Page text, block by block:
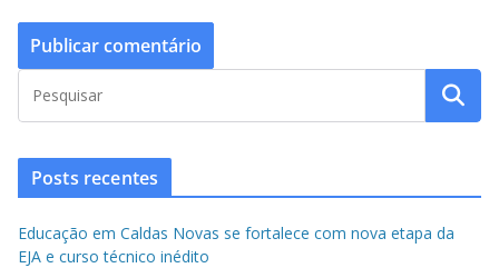
Posts recentes
Educação em Caldas Novas se fortalece com nova etapa da
EJA e curso técnico inédito